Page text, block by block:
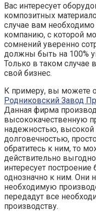
Вас интересует
композитных
случае вам
компанию, с которой
сомнений уверенно
должны быть на 100%
Только в таком случае
свой бизнес.
К примеру, вы можете
Родниковский Завод
Данная фирма
высококачественную
надежностью, высокой
долговечностью,
обратитесь к ним, то
действительно
интересует
однозначно к ним. Они
необходимую
передадут все
производству.